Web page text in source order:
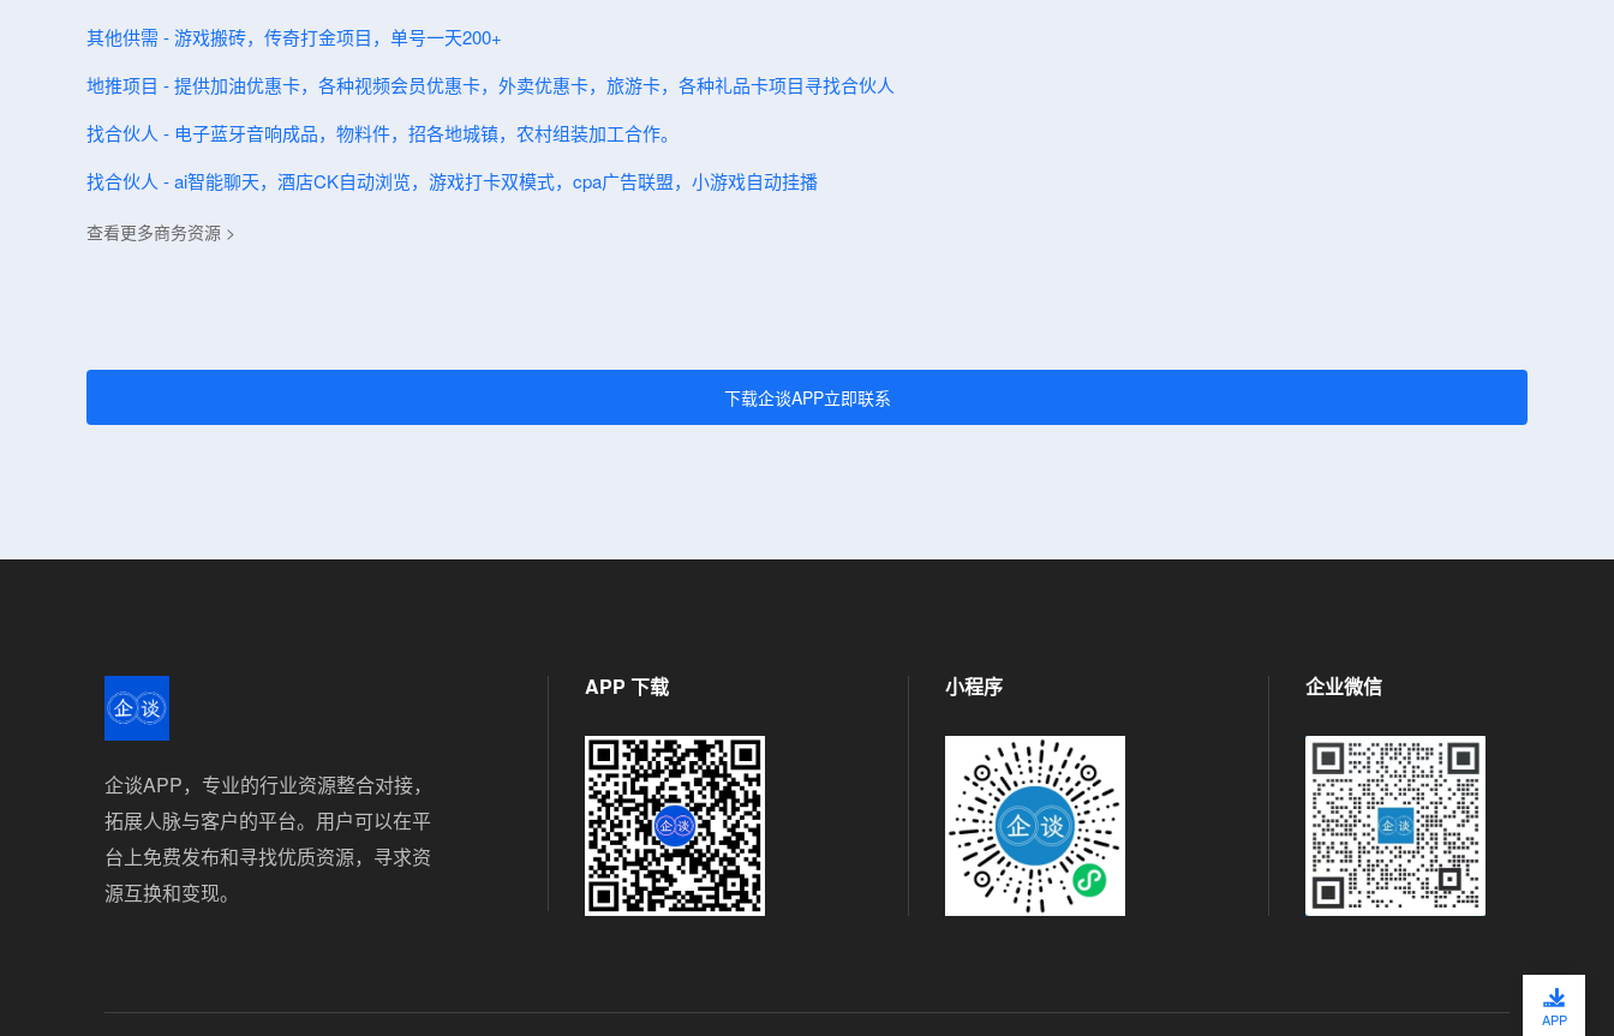
其他供需 - 游戏搬砖，传奇打金项目，单号一天200+
地推项目 - 提供加油优惠卡，各种视频会员优惠卡，外卖优惠卡，旅游卡，各种礼品卡项目寻找合伙人
找合伙人 - 电子蓝牙音响成品，物料件，招各地城镇，农村组装加工合作。
找合伙人 - ai智能聊天，酒店CK自动浏览，游戏打卡双模式，cpa广告联盟，小游戏自动挂播
查看更多商务资源 >
下载企谈APP立即联系
企谈APP，专业的行业资源整合对接，
拓展人脉与客户的平台。用户可以在平
台上免费发布和寻找优质资源，寻求资
源互换和变现。
APP 下载 小程序 企业微信
APP